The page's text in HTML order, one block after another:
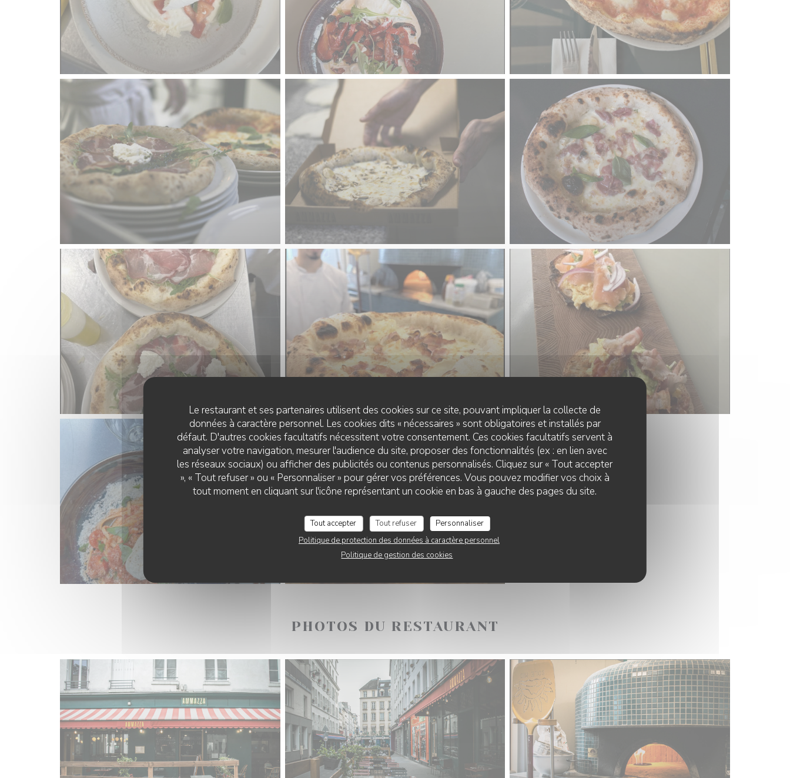
Le restaurant et ses partenaires utilisent des cookies sur ce site, pouvant impliquer la collecte de
données à caractère personnel. Les cookies dits « nécessaires » sont obligatoires et installés par
défaut. D'autres cookies facultatifs nécessitent votre consentement. Ces cookies facultatifs servent à
analyser votre navigation, mesurer l'audience du site, proposer des fonctionnalités (ex : en lien avec
les réseaux sociaux) ou afficher des publicités ou contenus personnalisés. Cliquez sur « Tout accepter
», « Tout refuser » ou « Personnaliser » pour gérer vos préférences. Vous pouvez modifier vos choix à
tout moment en cliquant sur l'icône représentant un cookie en bas à gauche des pages du site.
Tout accepter Tout refuser
Personnaliser
Politique de protection des données à caractère personnel
Politique de gestion des cookies
PHOTOS DU RESTAURANT